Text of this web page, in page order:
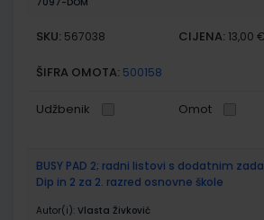
SKU: 567038 CIJENA: 13,00 €
ŠIFRA OMOTA: 500158
Udžbenik Omot
BUSY PAD 2; radni listovi s dodatnim
Dip in 2 za 2. razred osnovne škole
Autor(i): Vlasta Živković